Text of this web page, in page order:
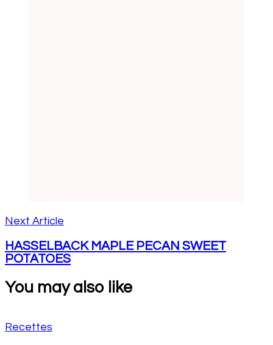
Next Article
HASSELBACK MAPLE PECAN SWEET
POTATOES
You may also like
Recettes